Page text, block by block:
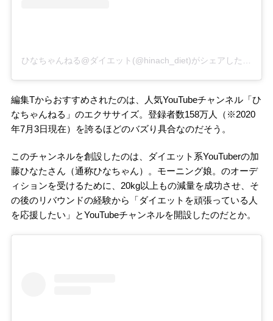
編集Tからおすすめされたのは、人気YouTubeチャンネル「ひ
なちゃんねる」のエクササイズ。登録者数158万人（※2020
年7月3日現在）を誇るほどのバズり具合なのだそう。
このチャンネルを創設したのは、ダイエット系YouTuberの加
藤ひなたさん（通称ひなちゃん）。モーニング娘。のオーデ
ィションを受けるために、20kg以上もの減量を成功させ、そ
の後のリバウンドの経験から「ダイエットを頑張っている人
を応援したい」とYouTubeチャンネルを開設したのだとか。